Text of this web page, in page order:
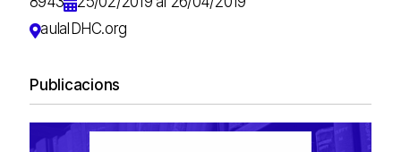
aulaIDHC.org
Publicacions